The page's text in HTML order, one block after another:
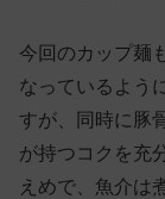
今回のカップ麺
なっているよう
すが、同時に豚
が持つコクを充
えめで、魚介は